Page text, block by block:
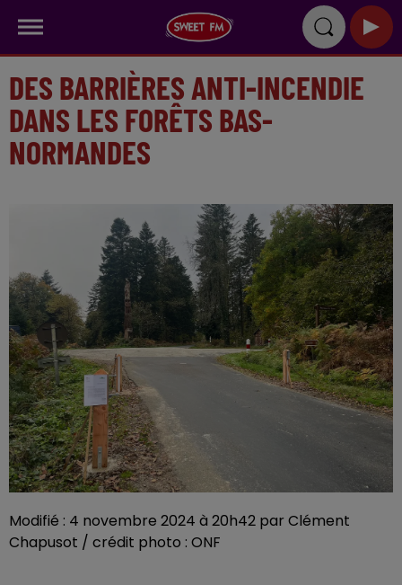
DES BARRIÈRES ANTI-INCENDIE
DANS LES FORÊTS BAS-
NORMANDES
Modifié : 4 novembre 2024 à 20h42 par Clément
Chapusot / crédit photo : ONF